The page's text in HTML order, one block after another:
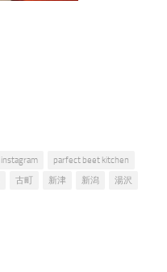
instagram
parfect beet kitchen
古町 新津 新潟
湯沢